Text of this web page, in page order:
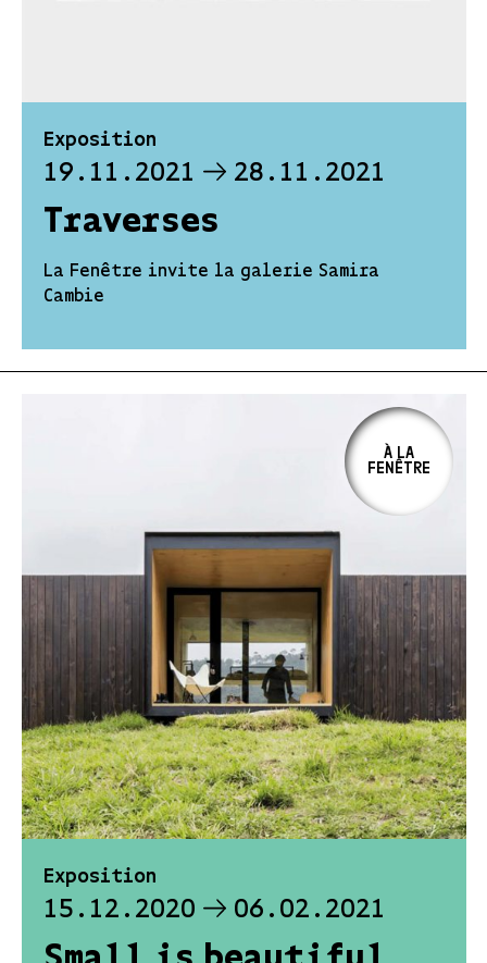
Exposition
19.11.2021 28.11.2021
Traverses
La Fenêtre invite la galerie Samira
Cambie
Exposition
15.12.2020 06.02.2021
À LA
FENÊTRE